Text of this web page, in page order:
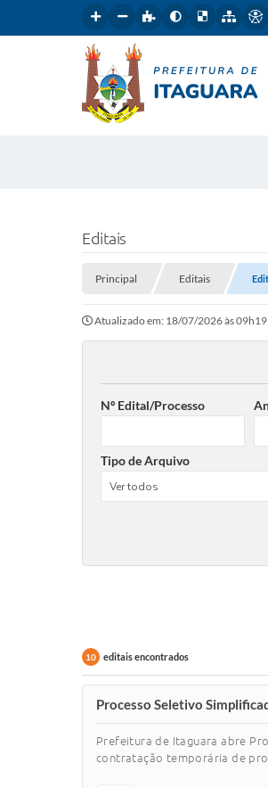
Editais
Principal Editais
Atualizado em: 18/07/2026 às 09h19
Nº Edital/Processo
Tipo de Arquivo
10 editais encontrados
Processo Seletivo
Prefeitura de Itaguara abre
contratação temporária de